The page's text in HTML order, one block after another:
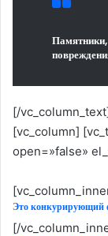
[/
[vc_column]
open=»false»
Это конкурирующий
[/